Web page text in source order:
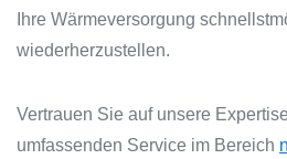
Ihre Wärmeversorgung
wiederherzustellen.
Vertrauen Sie auf unsere
umfassenden Service im Bereich